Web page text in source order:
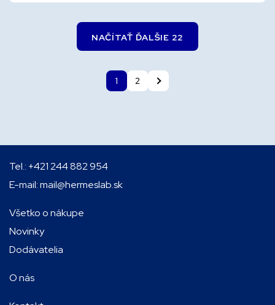
NAČÍTAŤ ĎALŠIE 22
1 2
Tel.: +421 244 882 954
E-mail:mail@hermeslab.sk
Všetko o nákupe
Novinky
Dodávatelia
O nás